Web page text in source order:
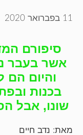
11 בפברואר 2020
סיפורם
אשר בעבר
והיום
בכנות
שונו, אבל
מאת: נדב חיים